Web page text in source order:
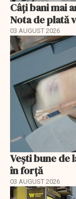
Câți bani mai
Nota de plată
03 AUGUST 2026
Vești bune de
în forță
03 AUGUST 2026